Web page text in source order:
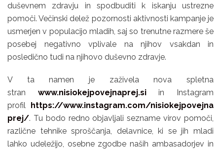
duševnem zdravju in spodbuditi k iskanju ustrezne
pomoči. Večinski delež pozornosti aktivnosti kampanje je
usmerjen v populacijo mladih, saj so trenutne razmere še
posebej negativno vplivale na njihov vsakdan in
posledično tudi na njihovo duševno zdravje.
V ta namen je zaživela nova spletna
stran www.nisiokejpovejnaprej.siin Instagram
profil https://www.instagram.com/nisiokejpovejna
prej/. Tu bodo redno objavljali sezname virov pomoči,
različne tehnike sproščanja, delavnice, ki se jih mladi
lahko udeležijo, osebne zgodbe naših ambasadorjev in